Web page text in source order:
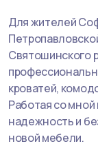
Для жителей
Святошинского
кроватей,
Работая со
надежность и
новой мебели.